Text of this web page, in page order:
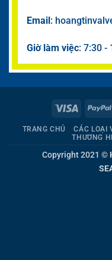
Email:
Giờ làm việc: 7:30 -
Visa
TRANG CHỦ CÁC LOẠI
THƯƠNG
Copyright 2021 ©